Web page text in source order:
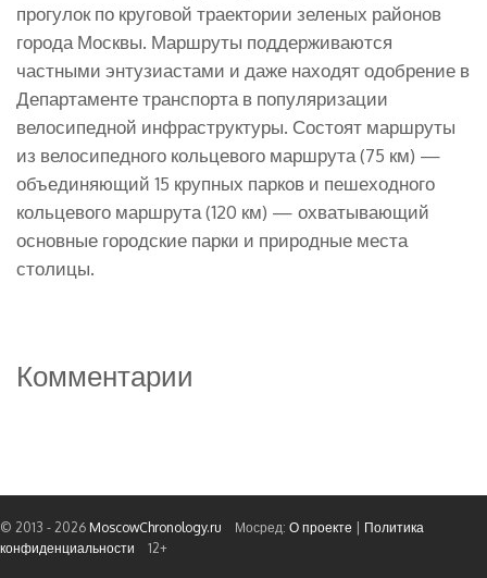
прогулок по круговой траектории зеленых районов
города Москвы. Маршруты поддерживаются
частными энтузиастами и даже находят одобрение в
Департаменте транспорта в популяризации
велосипедной инфраструктуры. Состоят маршруты
из велосипедного кольцевого маршрута (75 км) —
объединяющий 15 крупных парков и пешеходного
кольцевого маршрута (120 км) — охватывающий
основные городские парки и природные места
столицы.
Комментарии
© 2013 - 2026 MoscowChronology.ru Мосред: О проекте
Политика
конфиденциальности 12+